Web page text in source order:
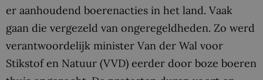
er aanhoudend boerenacties in het land. Vaak
gaan die vergezeld van ongeregeldheden. Zo werd
verantwoordelijk minister Van der Wal voor
Stikstof en Natuur (VVD) eerder door boze boeren